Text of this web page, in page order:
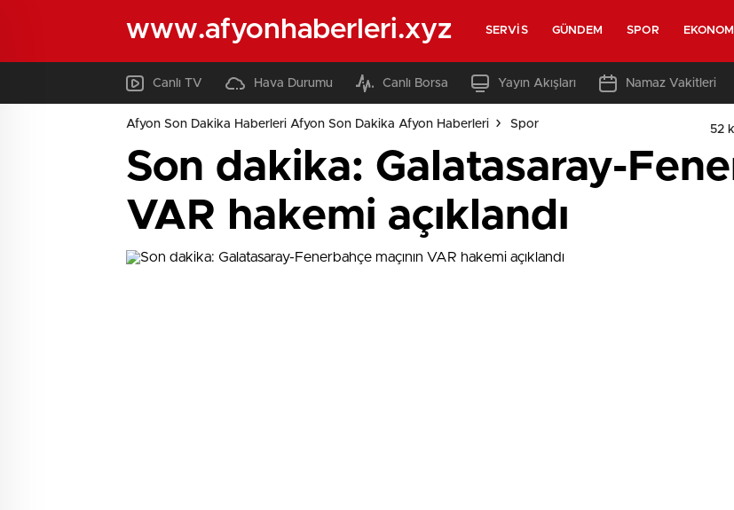
www.afyonhaberleri.xyz SERVIS GÜNDEM SPOR EKONOMI
Canlı TV Hava Durumu Canlı Borsa Yayın Akışları Namaz Vakitleri
Afyon Son Dakika Haberleri Afyon Son Dakika Afyon Haberleri Spor 52
Son dakika: Galatasaray-
VAR hakemi açıklandı